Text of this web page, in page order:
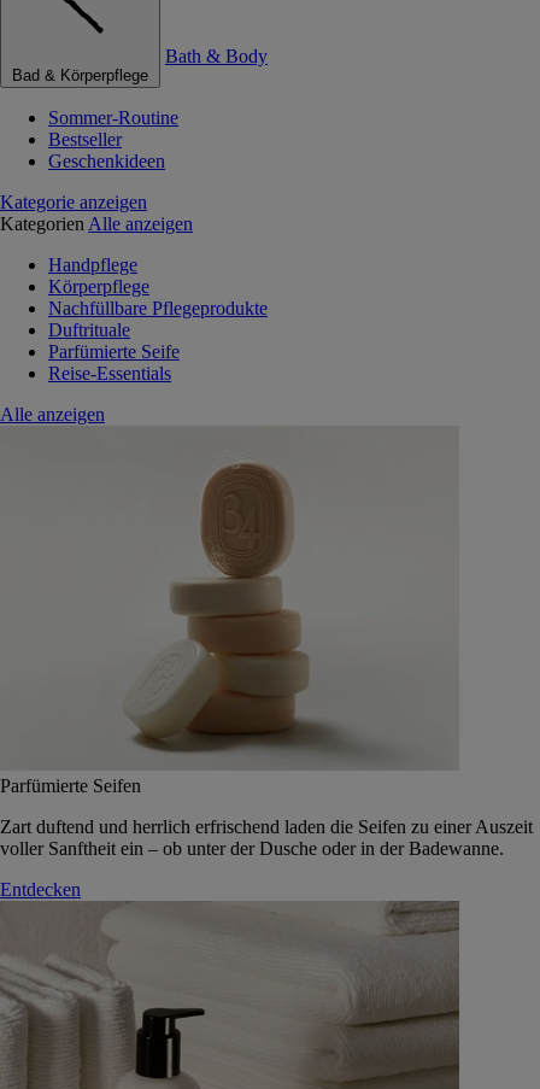
Bad & Körperpflege
Bath & Body
Sommer-Routine
Bestseller
Geschenkideen
Kategorie anzeigen
Kategorien Alle anzeigen
Handpflege
Körperpflege
Nachfüllbare Pflegeprodukte
Duftrituale
Parfümierte Seife
Reise-Essentials
Alle anzeigen
Parfümierte Seifen
Zart duftend und herrlich erfrischend laden die Seifen zu einer Auszeit
voller Sanftheit ein – ob unter der Dusche oder in der Badewanne.
Entdecken